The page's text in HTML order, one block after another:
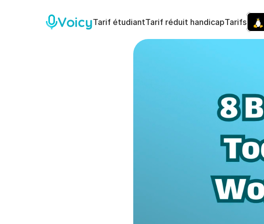
VoicyTarif étudiantTarif réduit handicapTarifs